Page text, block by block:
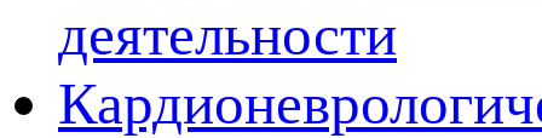
деятельности